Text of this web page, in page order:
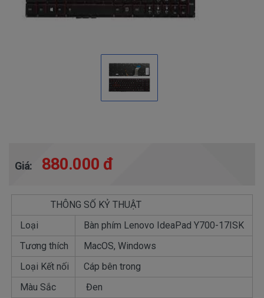
Giá: 880.000 đ
THÔNG SỐ KỶ THUẬT
Loại
Bàn phím Lenovo IdeaPad Y700-17ISK
Tương thích
MacOS, Windows
Loại Kết nối
Cáp bên trong
Màu Sắc
Đen